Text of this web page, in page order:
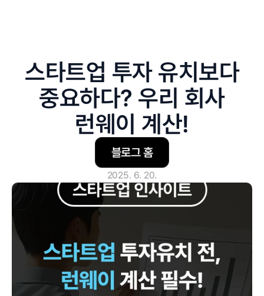
스타트업 투자 유치보다
중요하다? 우리 회사
런웨이 계산!
블로그 홈
2025. 6. 20.